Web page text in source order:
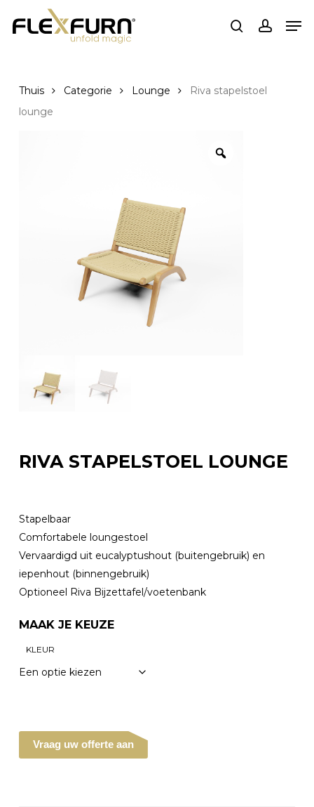
naar
zoekopdracht
Thuis Categorie Lounge
Riva stapelstoel
lounge
RIVA STAPELSTOEL LOUNGE
Stapelbaar
Comfortabele loungestoel
Vervaardigd uit eucalyptushout (buitengebruik) en
iepenhout (binnengebruik)
Optioneel Riva Bijzettafel/voetenbank
MAAK JE KEUZE
KLEUR
Vraag uw offerte aan